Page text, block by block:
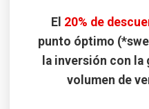
El 20% de
punto óptimo
la inversión con
volumen de